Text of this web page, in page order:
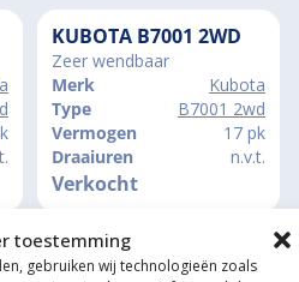
toestemming
gebruiken wij technologieën zoals
KUBOTA B7001 2WD
Zeer wendbaar
Merk
Kubota
Type
B7001 2wd
Vermogen
17 pk
Draaiuren
n.v.t.
Verkocht
KUBOTA B7001 2WD